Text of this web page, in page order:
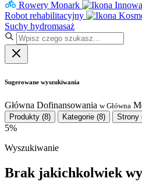
Rowery Monark
Robot rehabilitacyjny
Suchy hydromasaż
Sugerowane wyszukiwania
Główna Dofinansowania w Główna
Produkty (8) Kategorie (8) Strony
5%
Wyszukiwanie
Brak jakichkolwiek